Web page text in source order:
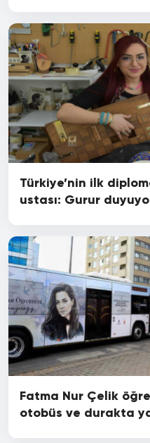
Türkiye’nin ilk
ustası: Gurur
Fatma Nur Çelik
otobüs ve durakta